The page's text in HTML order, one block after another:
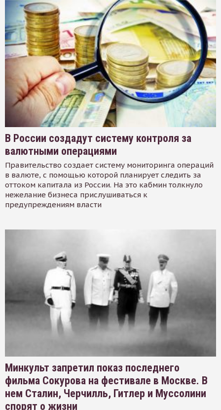
В России создадут систему контроля за
валютными операциями
Правительство создает систему мониторинга операций
в валюте, с помощью которой планирует следить за
оттоком капитала из России. На это кабмин толкнуло
нежелание бизнеса прислушиваться к
предупреждениям власти
Минкульт запретил показ последнего
фильма Сокурова на фестивале в Москве. В
нем Сталин, Черчилль, Гитлер и Муссолини
спорят о жизни